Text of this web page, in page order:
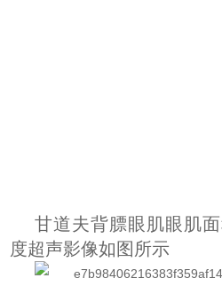
甘道夫背膘眼肌眼肌
度超声影像如图所示